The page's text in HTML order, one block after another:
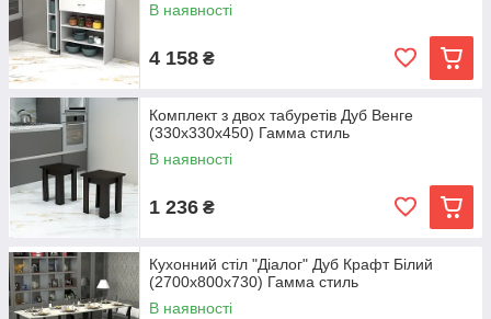
В наявності
4 158 ₴
Комплект з двох табуретів Дуб Венге
(330x330x450) Гамма стиль
В наявності
1 236 ₴
Кухонний стіл "Діалог" Дуб Крафт Білий
(2700x800x730) Гамма стиль
В наявності